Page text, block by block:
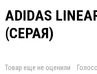
ADIDAS
(СЕРАЯ)
Товар еще не оценили